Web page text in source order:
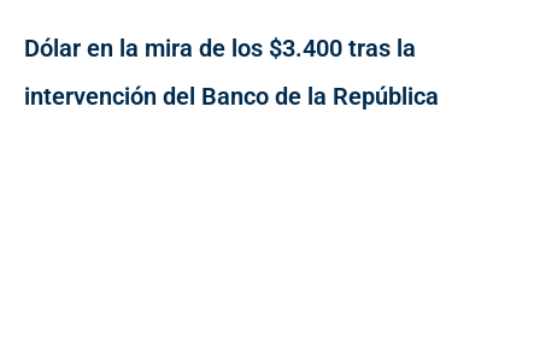
Dólar en la mira de los $3.400 tras la
intervención del Banco de la República